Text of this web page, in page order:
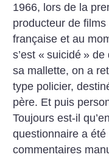
1966, lors de la
producteur de
française et au
s’est « suicidé » de
sa mallette, on a
type policier,
père. Et puis
Toujours est-il
questionnaire a
commentaires